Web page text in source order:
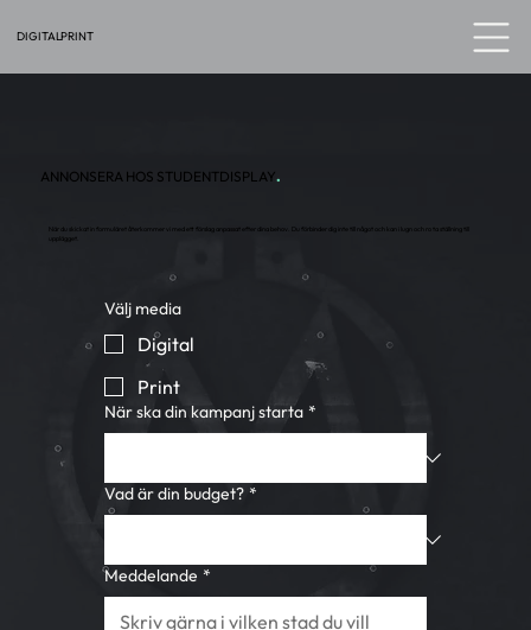
DIGITALPRINT
ANNONSERA HOS STUDENTDISPLAY.
När du skickat in formuläret återkommer vi med ett förslag anpassat efter dina behov. Du förbinder dig inte till något och kan i lugn och ro ta ställning till
upplägget.
Välj media
Digital
Print
När ska din kampanj starta *
Vad är din budget? *
Meddelande *